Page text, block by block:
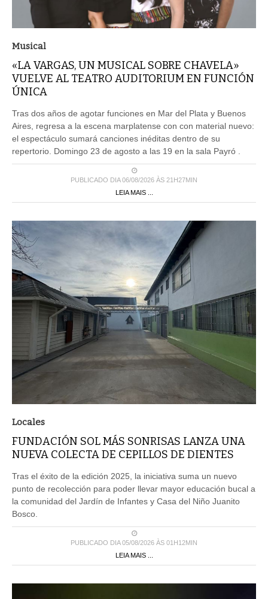
Musical
«LA VARGAS, UN MUSICAL SOBRE CHAVELA»
VUELVE AL TEATRO AUDITORIUM EN FUNCIÓN
ÚNICA
Tras dos años de agotar funciones en Mar del Plata y Buenos
Aires, regresa a la escena marplatense con con material nuevo:
el espectáculo sumará canciones inéditas dentro de su
repertorio. Domingo 23 de agosto a las 19 en la sala Payró .
PUBLICADO DIA 06/08/2026 ÀS 21H27MIN
LEIA MAIS ...
Locales
FUNDACIÓN SOL MÁS SONRISAS LANZA UNA
NUEVA COLECTA DE CEPILLOS DE DIENTES
Tras el éxito de la edición 2025, la iniciativa suma un nuevo
punto de recolección para poder llevar mayor educación bucal a
la comunidad del Jardín de Infantes y Casa del Niño Juanito
Bosco.
PUBLICADO DIA 05/08/2026 ÀS 01H12MIN
LEIA MAIS ...